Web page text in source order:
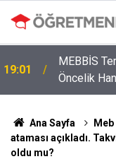
19:01
MEBBİS
Öncelik
Ana Sayfa
ataması açıkladı.
oldu mu?